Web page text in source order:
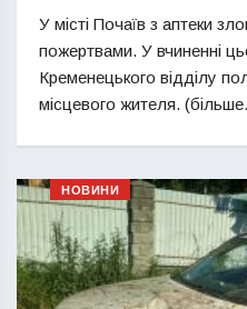
У місті Почаїв з аптеки
пожертвами. У вчиненні
Кременецького відділу
місцевого жителя.
НОВИНИ